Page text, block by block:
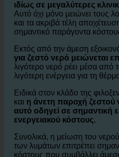
Μεεξοικονόμηση έως και
εξοικονόμηση ανέρχεται σε
ιδίως σε μεγαλύτερες
Αυτό όχι μόνο μειώνει τους
και τα ακριβά τέλη
σημαντικό παράγοντα
Εκτός από την άμεση
για ζεστό νερό μειώνεται
λιγότερο νερό ρέει μέσα από
λιγότερη ενέργεια για τη
Ειδικά στον κλάδο της
η άνετη παροχή ζεστού
αυτό οδηγεί σε σημαντική
ενεργειακού κόστους.